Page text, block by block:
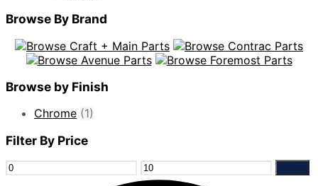
Browse By Brand
Browse by Finish
Chrome (1)
Filter By Price
Min
price
Max
price